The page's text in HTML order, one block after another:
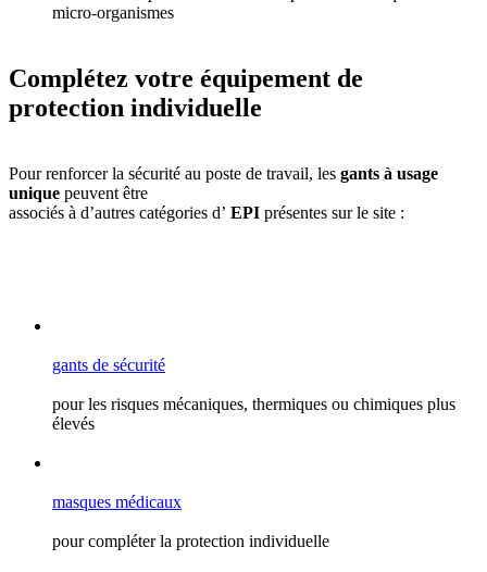
micro-organismes
Complétez votre équipement de
protection individuelle
Pour renforcer la sécurité au poste de travail, les gants à usage
unique peuvent être
associés à d’autres catégories d’ EPI présentes sur le site :
gants de sécurité
pour les risques mécaniques, thermiques ou chimiques plus
élevés
masques médicaux
pour compléter la protection individuelle